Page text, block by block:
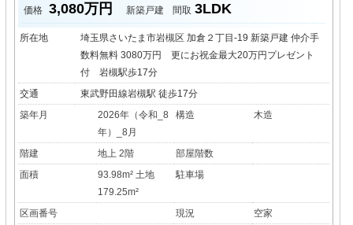
価格 3,080万円 新築戸建 間取 3LDK
所在地
埼玉県さいたま市岩槻区 加倉２丁目-19 新築戸建 仲介手
数料無料 3080万円 更にお祝金最大20万円プレゼント
付 岩槻駅歩17分
交通
東武野田線岩槻駅 徒歩17分
築年月
2026年（令和_8
年）_8月
構造 木造
階建 地上 2階
部屋階数
面積
93.98m² 土地
179.25m²
駐車場
区画番号 現況
空家